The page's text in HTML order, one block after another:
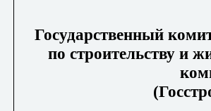
Государственный
по строительству и